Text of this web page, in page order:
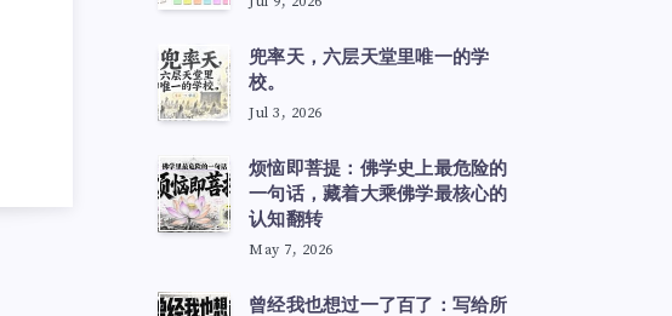
兜率天，六层天堂里唯一的学
校。
Jul 3, 2026
烦恼即菩提：佛学史上最危险的
一句话，藏着大乘佛学最核心的
认知翻转
May 7, 2026
曾经我也想过一了百了：写给所